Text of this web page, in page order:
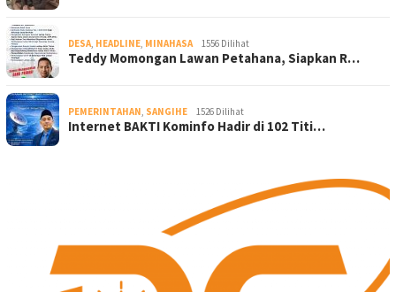
DESA, HEADLINE, MINAHASA 1556 Dilihat
Teddy Momongan Lawan Petahana, Siapkan R…
PEMERINTAHAN, SANGIHE 1526 Dilihat
Internet BAKTI Kominfo Hadir di 102 Titi…